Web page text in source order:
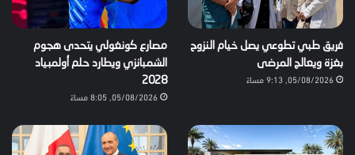
فريق طبي تطوعي يصل خيام النزوح
بغزة ويعالج المرضى
05/08/2026, 9:13 مساءً
مصارع كونغولي يتحدى هجوم
الشمبانزي ويطارد حلم أولمبياد
2028
05/08/2026, 8:05 مساءً